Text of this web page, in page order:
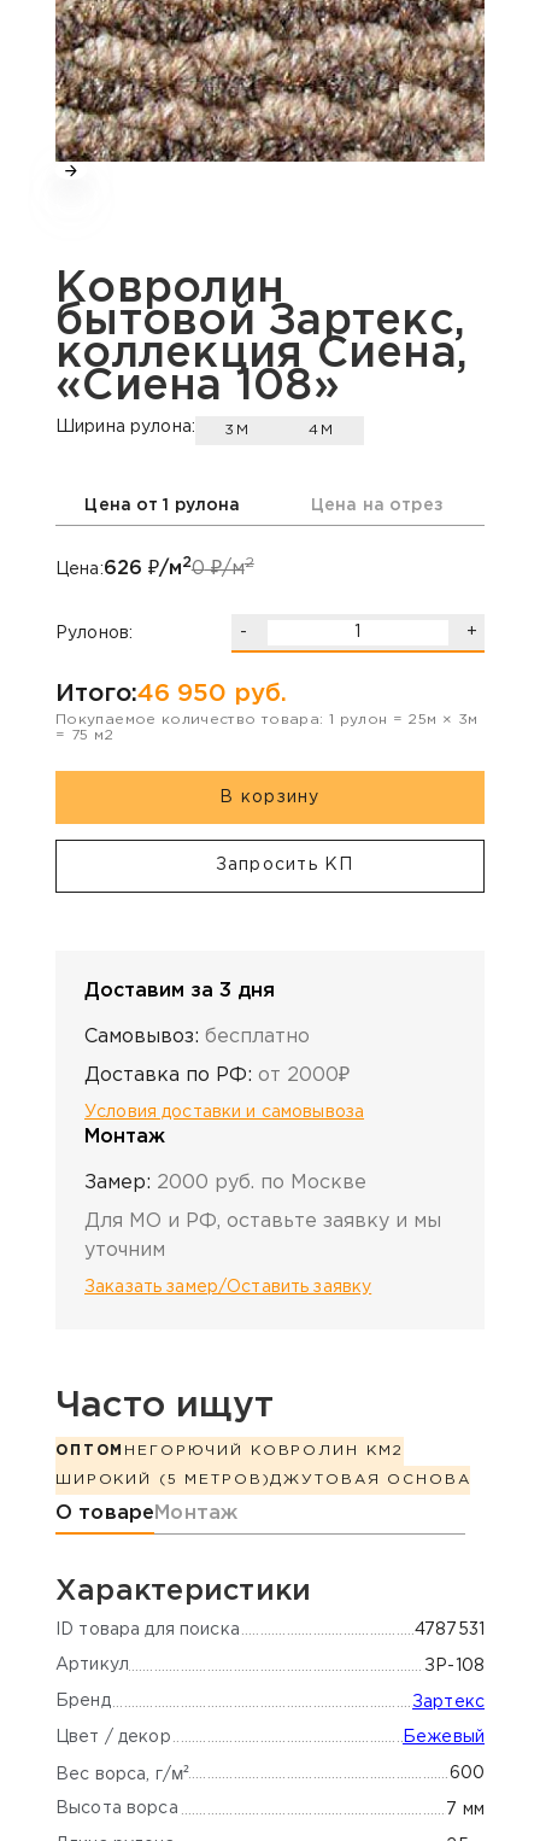
Ковролин
бытовой Зартекс,
коллекция Сиена,
«Сиена 108»
Ширина рулона: 3М 4М
Цена от 1 рулона Цена на отрез
Цена:626 ₽/м20₽/м2
Рулонов: - +
Итого:46 950 руб.
Покупаемое количество товара: 1 рулон = 25м × 3м
=
75 м2
В корзину
Запросить КП
Доставим за 3 дня
Самовывоз: бесплатно
Доставка по РФ: от 2000₽
Условия доставки и самовывоза
Монтаж
Замер: 2000 руб. по Москве
Для МО и РФ, оставьте заявку и мы
уточним
Заказать замер/Оставить заявку
Часто ищут
ОПТОМ НЕГОРЮЧИЙ КОВРОЛИН КМ2
ШИРОКИЙ (5 МЕТРОВ) ДЖУТОВАЯ ОСНОВА
Информация о товаре
О товаре Монтаж
Характеристики
ID товара для поиска 4787531
Артикул ЗР-108
Бренд Зартекс
Цвет / декор Бежевый
Вес ворса, г/м² 600
Высота ворса 7 мм